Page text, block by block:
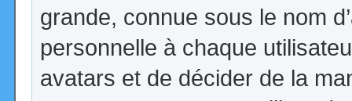
grande, connue sous le nom
personnelle à chaque
avatars et de décider de la